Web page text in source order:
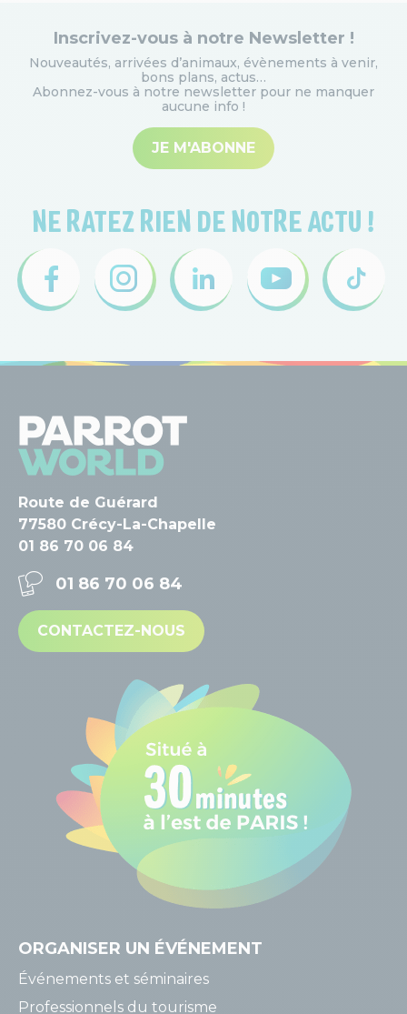
Inscrivez-vous à notre Newsletter !
Nouveautés, arrivées d’animaux, évènements à venir,
bons plans, actus…
Abonnez-vous à notre newsletter pour ne manquer
aucune info !
JE M'ABONNE
NE RATEZ RIEN DE NOTRE ACTU !
Route de Guérard
77580 Crécy-La-Chapelle
01 86 70 06 84
01 86 70 06 84
CONTACTEZ-NOUS
ORGANISER UN ÉVÉNEMENT
Événements et séminaires
Professionnels du tourisme